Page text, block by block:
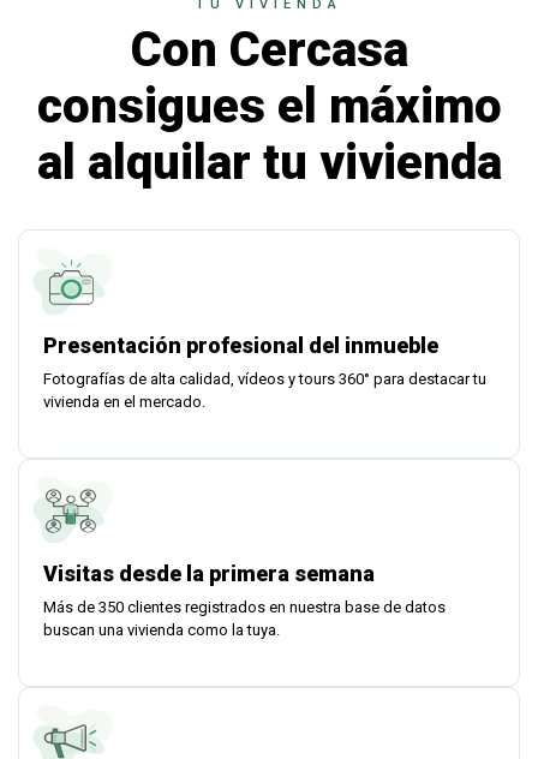
TU VIVIENDA
Con Cercasa
consigues el máximo
al alquilar tu vivienda
Presentación profesional del inmueble
Fotografías de alta calidad, vídeos y tours 360° para destacar tu
vivienda en el mercado.
Visitas desde la primera semana
Más de 350 clientes registrados en nuestra base de datos
buscan una vivienda como la tuya.